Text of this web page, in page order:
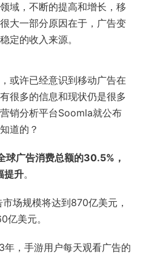
域，不断的提高和增长，移
大一部分原因在于，广告变
定的收入来源。
或许已经意识到移动广告在
很多的信息和现状仍是很多
销分析平台Soomla就公布
道的？
广告消费总额的30.5%，
提升。
场规模将达到870亿美元，
美元。
，手游用户每天观看广告的